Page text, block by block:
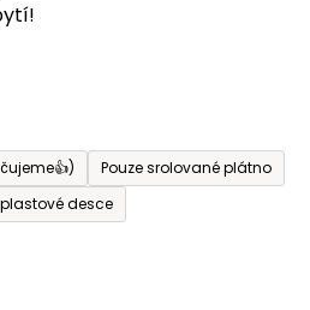
Pouze srolované plátno
desce